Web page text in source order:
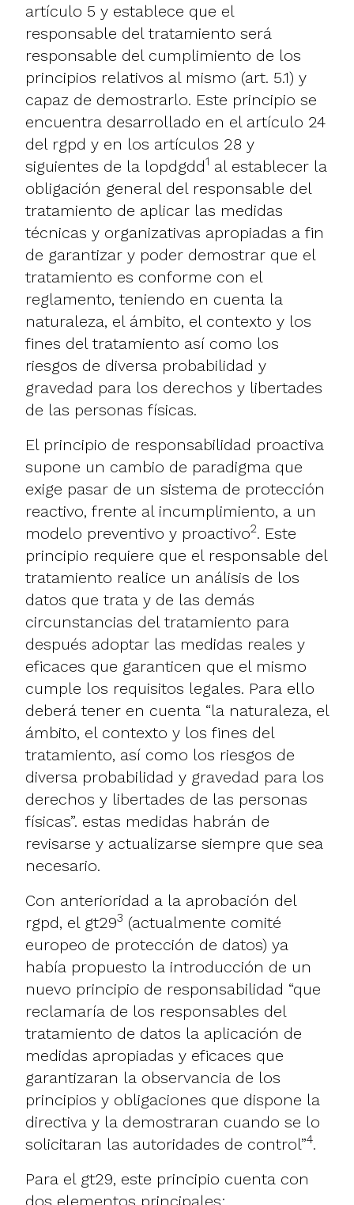
artículo 5 y establece que el
responsable del tratamiento será
responsable del cumplimiento de los
principios relativos al mismo (art. 5.1) y
capaz de demostrarlo. Este principio se
encuentra desarrollado en el artículo 24
del rgpd y en los artículos 28 y
siguientes de la lopdgdd1 al establecer la
obligación general del responsable del
tratamiento de aplicar las medidas
técnicas y organizativas apropiadas a fin
de garantizar y poder demostrar que el
tratamiento es conforme con el
reglamento, teniendo en cuenta la
naturaleza, el ámbito, el contexto y los
fines del tratamiento así como los
riesgos de diversa probabilidad y
gravedad para los derechos y libertades
de las personas físicas.
El principio de responsabilidad proactiva
supone un cambio de paradigma que
exige pasar de un sistema de protección
reactivo, frente al incumplimiento, a un
modelo preventivo y proactivo2. Este
principio requiere que el responsable del
tratamiento realice un análisis de los
datos que trata y de las demás
circunstancias del tratamiento para
después adoptar las medidas reales y
eficaces que garanticen que el mismo
cumple los requisitos legales. Para ello
deberá tener en cuenta “la naturaleza, el
ámbito, el contexto y los fines del
tratamiento, así como los riesgos de
diversa probabilidad y gravedad para los
derechos y libertades de las personas
físicas”. estas medidas habrán de
revisarse y actualizarse siempre que sea
necesario.
Con anterioridad a la aprobación del
rgpd, el gt293 (actualmente comité
europeo de protección de datos) ya
había propuesto la introducción de un
nuevo principio de responsabilidad “que
reclamaría de los responsables del
tratamiento de datos la aplicación de
medidas apropiadas y eficaces que
garantizaran la observancia de los
principios y obligaciones que dispone la
directiva y la demostraran cuando se lo
solicitaran las autoridades de control”4.
Para el gt29, este principio cuenta con
dos elementos principales: